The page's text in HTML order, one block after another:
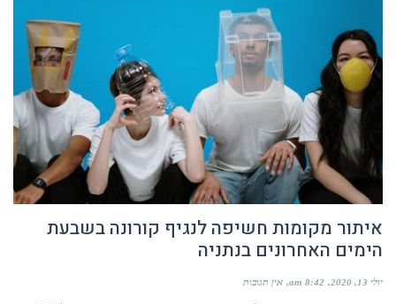
איתור מקומות חשיפה לנגיף קורונה בשבעת
הימים האחרונים בנתניה
יולי 13, 2020 8:42 am אין תגובות
איתור מקומות חשיפה לנגיף הקורונה כאשר בנתניה יש מעל 320